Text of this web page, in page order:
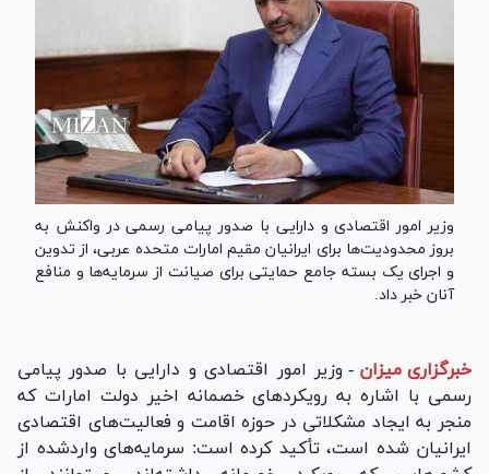
وزیر امور اقتصادی و دارایی با صدور پیامی رسمی در واکنش به
بروز محدودیت‌ها برای ایرانیان مقیم امارات متحده عربی، از تدوین
و اجرای یک بسته جامع حمایتی برای صیانت از سرمایه‌ها و منافع
آنان خبر داد.
خبرگزاری میزان - وزیر امور اقتصادی و دارایی با صدور پیامی
رسمی با اشاره به رویکرد‌های خصمانه اخیر دولت امارات که
منجر به ایجاد مشکلاتی در حوزه اقامت و فعالیت‌های اقتصادی
ایرانیان شده است، تأکید کرده است: سرمایه‌های واردشده از